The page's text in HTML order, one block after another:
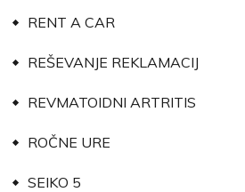
RENT A CAR
REŠEVANJE REKLAMACIJ
REVMATOIDNI ARTRITIS
ROČNE URE
SEIKO 5